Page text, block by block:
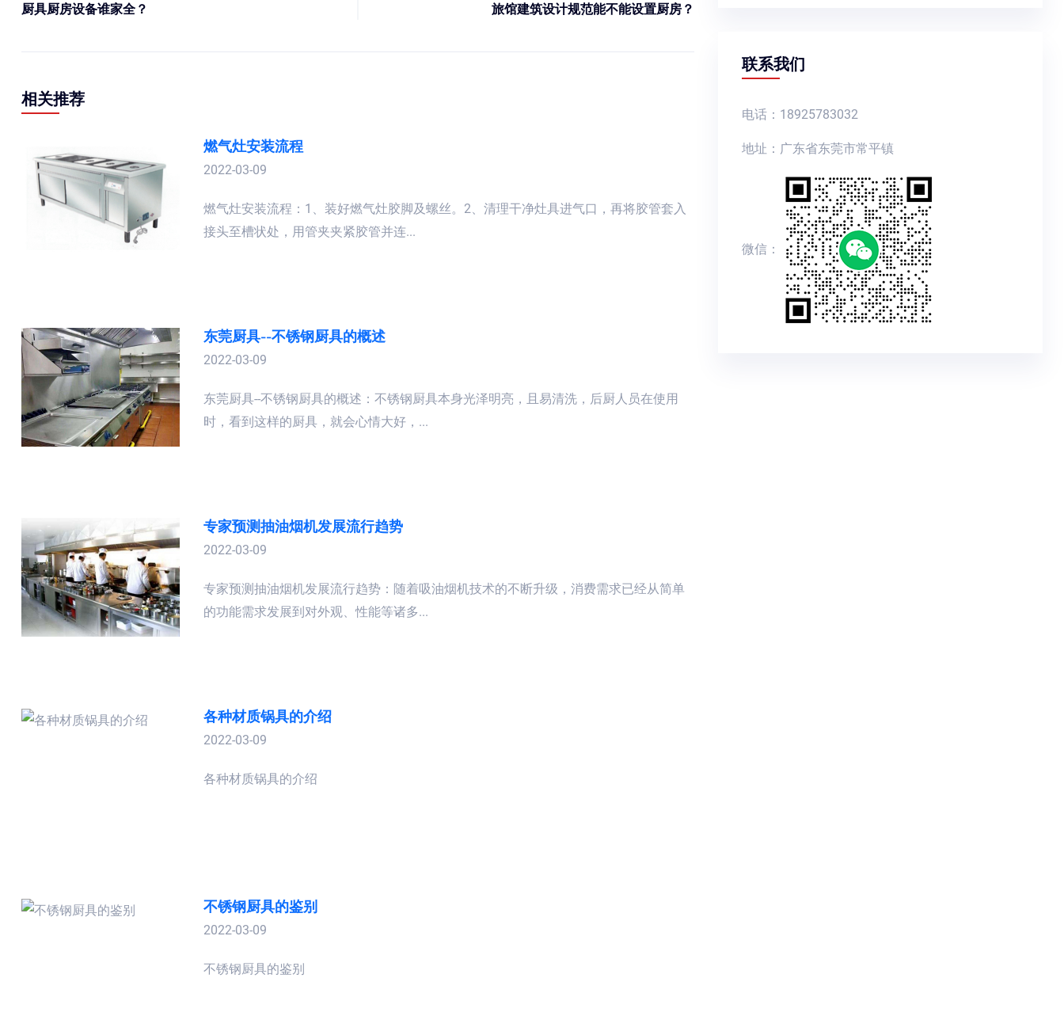
厨具厨房设备谁家全？ 旅馆建筑设计规范能不能设置厨房？
相关推荐
燃气灶安装流程
2022-03-09
燃气灶安装流程：​1、装好燃气灶胶脚及螺丝。2、清理干净灶具进气口，再将胶管套入
接头至槽状处，用管夹夹紧胶管并连...
东莞厨具--不锈钢厨具的概述
2022-03-09
东莞厨具--不锈钢厨具的概述：不锈钢厨具本身光泽明亮，且易清洗，后厨人员在使用
时，看到这样的厨具，就会心情大好，...
专家预测抽油烟机发展流行趋势
2022-03-09
专家预测抽油烟机发展流行趋势：随着吸油烟机技术的不断升级，消费需求已经从简单
的功能需求发展到对外观、性能等诸多...
各种材质锅具的介绍
2022-03-09
各种材质锅具的介绍
不锈钢厨具的鉴别
2022-03-09
不锈钢厨具的鉴别
联系我们
电话：18925783032
地址：广东省东莞市常平镇
微信：